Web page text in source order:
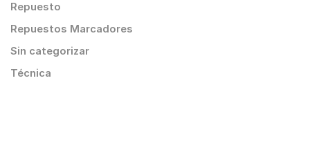
Repuesto
Repuestos Marcadores
Sin categorizar
Técnica